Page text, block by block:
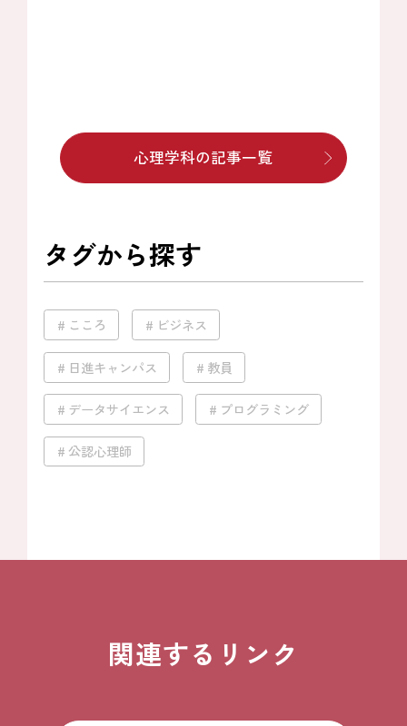
心理学科の記事一覧
タグから探す
こころ ビジネス
日進キャンパス 教員
データサイエンス プログラミング
公認心理師
関連するリンク